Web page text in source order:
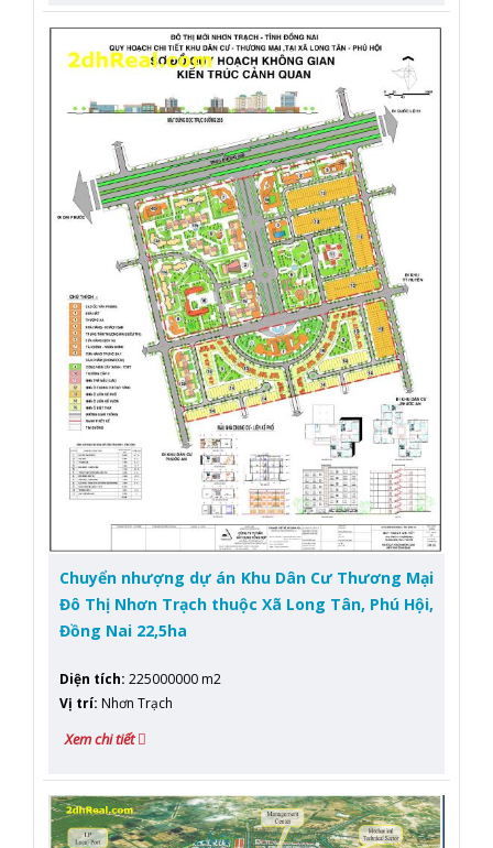
Chuyển nhượng dự án Khu Dân Cư Thương Mại
Đô Thị Nhơn Trạch thuộc Xã Long Tân, Phú Hội,
Đồng Nai 22,5ha
Diện tích: 225000000 m2
Vị trí: Nhơn Trạch
Xem chi tiết